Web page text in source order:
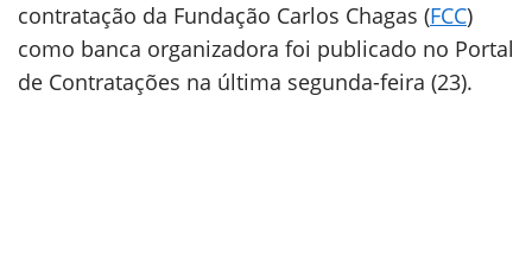
contratação da Fundação Carlos Chagas (FCC)
como banca organizadora foi publicado no Portal
de Contratações na última segunda-feira (23).